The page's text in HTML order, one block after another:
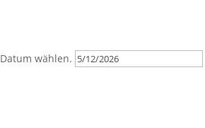
Datum wählen.